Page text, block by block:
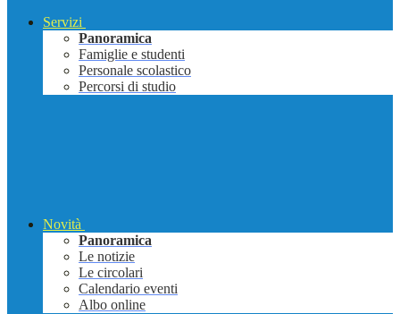
Servizi
Panoramica
Famiglie e studenti
Personale scolastico
Percorsi di studio
Novità
Panoramica
Le notizie
Le circolari
Calendario eventi
Albo online